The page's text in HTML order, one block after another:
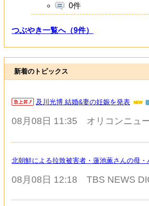
0件
つぶやき一覧へ（9件）
新着のトピックス
及川光博 結婚&妻の妊娠を発表
08月08日 11:35 オリコンニュ
北朝鮮による拉致被害者・蓮池薫さんの母
08月08日 12:18 TBS NEWS